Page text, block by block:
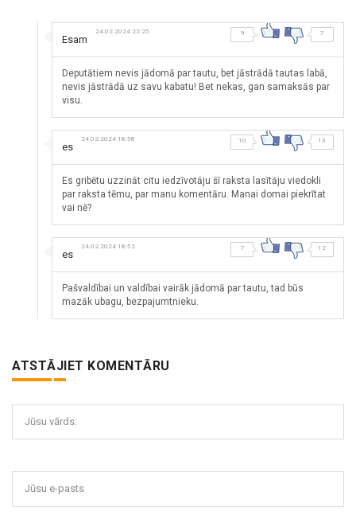
Esam
24.02.2024 22:25 9 7
Deputātiem nevis jādomā par tautu, bet jāstrādā tautas labā,
nevis jāstrādā uz savu kabatu! Bet nekas, gan samaksās par
visu.
es
24.02.2024 18:58 10 13
Es gribētu uzzināt citu iedzīvotāju šī raksta lasītāju viedokli
par raksta tēmu, par manu komentāru. Manai domai piekrītat
vai nē?
es
24.02.2024 18:52 7 12
Pašvaldībai un valdībai vairāk jādomā par tautu, tad būs
mazāk ubagu, bezpajumtnieku.
ATSTĀJIET KOMENTĀRU
Jūsu vārds:
Jūsu e-pasts